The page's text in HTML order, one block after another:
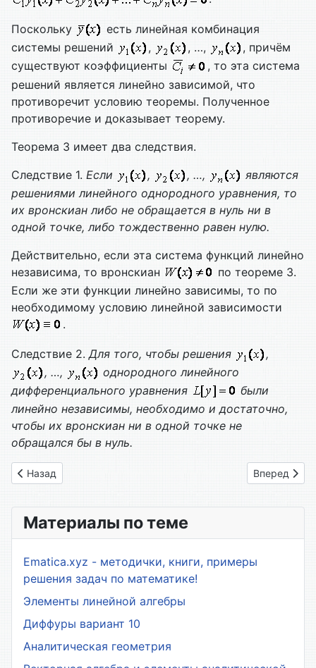
Поскольку
есть линейная комбинация
системы решений
, , …,
, причём
существуют коэффициенты
, то эта система
решений является линейно зависимой, что
противоречит условию теоремы. Полученное
противоречие и доказывает теорему.
Теорема 3 имеет два следствия.
Следствие 1. Если , , …,
являются
решениями линейного однородного уравнения, то
их вронскиан либо не обращается в нуль ни в
одной точке, либо тождественно равен нулю.
Действительно, если эта система функций линейно
независима, то вронскиан
по теореме 3.
Если же эти функции линейно зависимы, то по
необходимому условию линейной зависимости
.
Следствие 2. Для того, чтобы решения
,
, …,
однородного линейного
дифференциального уравнения
были
линейно независимы, необходимо и достаточно,
чтобы их вронскиан ни в одной точке не
обращался бы в нуль.
Предыдущий: 4. Однородные Линейные уравнения.
Назад Следующий:
Вперед
Материалы по теме
Ematica.xyz - методички, книги, примеры
решения задач по математике!
Элементы линейной алгебры
Диффуры вариант 10
Аналитическая геометрия